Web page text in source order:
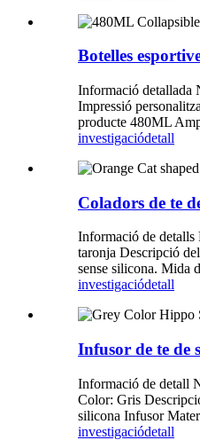
Botelles
Informació detallada
Impressió
producte 480ML
investigaciódetall
Coladors de te
Informació de
taronja Descripció
sense silicona. Mida
investigaciódetall
Infusor de te de
Informació de detall
Color: Gris
silicona Infusor
investigaciódetall